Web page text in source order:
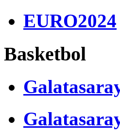
EURO2024
Basketbol